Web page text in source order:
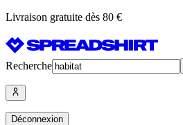
Livraison gratuite dès 80 €
Recherche
Déconnexion